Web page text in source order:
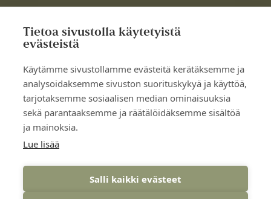
Tietoa sivustolla käytetyistä
evästeistä
Käytämme sivustollamme evästeitä kerätäksemme ja
analysoidaksemme sivuston suorituskykyä ja käyttöä,
tarjotaksemme sosiaalisen median ominaisuuksia
sekä parantaaksemme ja räätälöidäksemme sisältöä
ja mainoksia.
Lue lisää
Salli kaikki evästeet